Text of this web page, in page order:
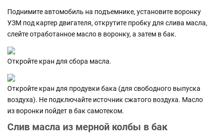
Поднимите автомобиль на подъемнике, установите воронку
УЗМ под картер двигателя, открутите пробку для слива масла,
слейте отработанное масло в воронку, а затем в бак.
Откройте кран для сбора масла.
Откройте кран для продувки бака (для свободного выпуска
воздуха). Не подключайте источник сжатого воздуха. Масло
из воронки пойдет в бак самотеком.
Слив масла из мерной колбы в бак